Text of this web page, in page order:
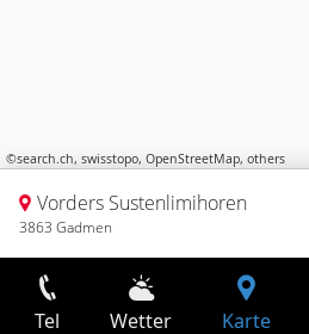
©search.ch, swisstopo, OpenStreetMap, others
Vorders Sustenlimihoren
3863 Gadmen
Tel Wetter Karte